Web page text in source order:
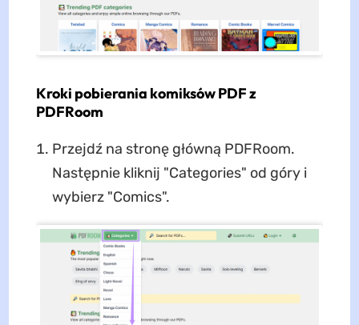
Kroki pobierania komiksów PDF z
PDFRoom
Przejdź na stronę główną PDFRoom.
Następnie kliknij "Categories" od góry i
wybierz "Comics".